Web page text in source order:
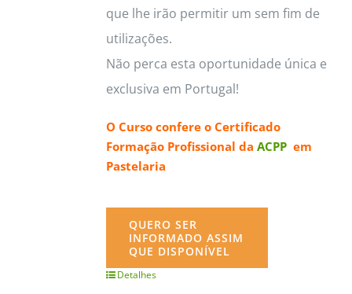
que lhe irão permitir um sem fim de
utilizações.
Não perca esta oportunidade única e
exclusiva em Portugal!
O Curso confere o Certificado
Formação Profissional da ACPPem
Pastelaria
QUERO SER
INFORMADO ASSIM
QUE DISPONÍVEL
Detalhes